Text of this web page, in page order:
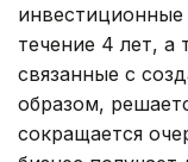
течение 4 лет, а
связанные с
образом,
сокращается